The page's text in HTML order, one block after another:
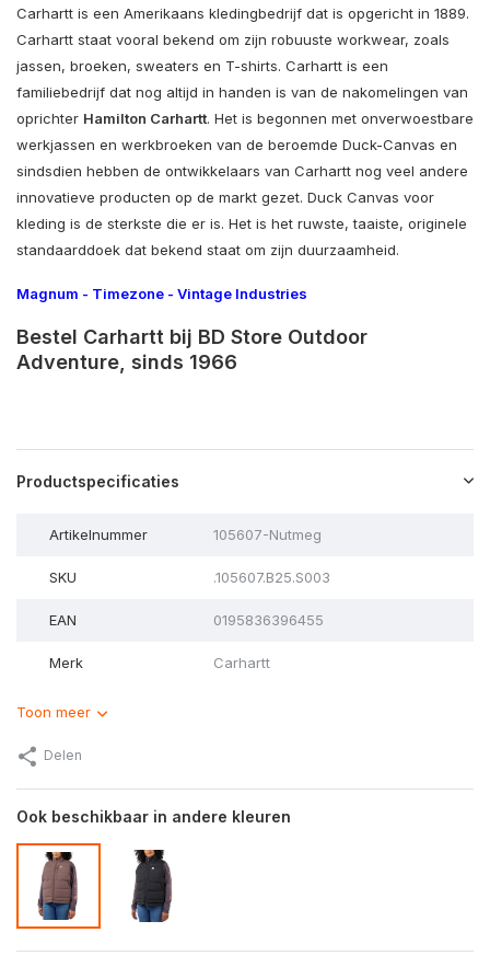
Carhartt is een Amerikaans kledingbedrijf dat is opgericht in 1889.
Carhartt staat vooral bekend om zijn robuuste workwear, zoals
jassen, broeken, sweaters en T-shirts. Carhartt is een
familiebedrijf dat nog altijd in handen is van de nakomelingen van
oprichter Hamilton Carhartt. Het is begonnen met onverwoestbare
werkjassen en werkbroeken van de beroemde Duck-Canvas en
sindsdien hebben de ontwikkelaars van Carhartt nog veel andere
innovatieve producten op de markt gezet. Duck Canvas voor
kleding is de sterkste die er is. Het is het ruwste, taaiste, originele
standaarddoek dat bekend staat om zijn duurzaamheid.
Magnum - Timezone - Vintage Industries
Bestel Carhartt bij BD Store Outdoor
Adventure, sinds 1966
Productspecificaties
Artikelnummer 105607-Nutmeg
SKU .105607.B25.S003
EAN 0195836396455
Merk Carhartt
Toon meer
Delen
Ook beschikbaar in andere kleuren